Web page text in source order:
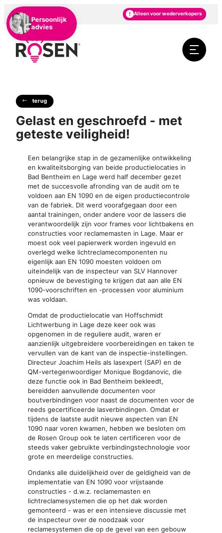
NL DE Alleen voor wederverkopers
terug
Gelast en geschroefd - met
geteste veiligheid!
Een belangrijke stap in de gezamenlijke ontwikkeling
en kwaliteitsborging van beide productielocaties in
Bad Bentheim en Lage werd half december gezet
met de succesvolle afronding van de audit om te
voldoen aan EN 1090 en de eigen productiecontrole
van de fabriek. Dit werd voorafgegaan door een
aantal trainingen, onder andere voor de lassers die
verantwoordelijk zijn voor frames voor lichtbakens en
constructies voor reclamemasten in Lage. Maar er
moest ook veel papierwerk worden ingevuld en
overlegd welke lichtreclamecomponenten nu
eigenlijk aan EN 1090 moesten voldoen om
uiteindelijk van de inspecteur van SLV Hannover
opnieuw de bevestiging te krijgen dat aan alle EN
1090-voorschriften en -processen voor aluminium
was voldaan.
Omdat de productielocatie van Hoffschmidt
Lichtwerbung in Lage deze keer ook was
opgenomen in de reguliere audit, waren er
aanzienlijk uitgebreidere voorbereidingen en taken te
vervullen van de kant van de inspectie-instellingen.
Directeur Joachim Heils als lasexpert (SAP) en de
QM-vertegenwoordiger Monique Bogdanovic, die
deze functie ook in Bad Bentheim bekleedt,
bereidden aanvullende documenten voor
boutverbindingen voor naast de documenten voor de
reeds gecertificeerde lasverbindingen. Omdat er
tijdens de laatste audit nieuwe aspecten van EN
1090 naar voren kwamen, hebben we besloten om
de Rosen Group ook te laten certificeren voor de
steeds vaker gebruikte verbindingstechnologie voor
grote en meerdelige constructies.
Ondanks alle duidelijkheid over de geldigheid van de
implementatie van EN 1090 voor vrijstaande
constructies - d.w.z. reclamemasten en
lichtreclamesystemen die op het dak worden
gemonteerd - was er een intensieve discussie met
de inspecteur over de noodzaak voor
reclamesystemen die op de gevel van een gebouw
Persoonlijk
advies